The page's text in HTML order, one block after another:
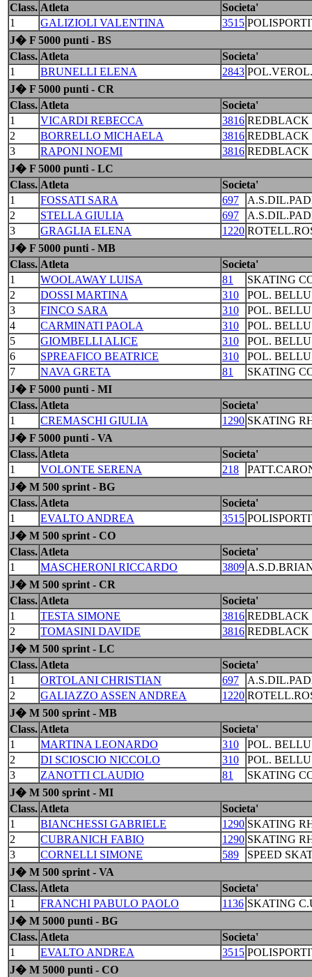
Class. Atleta
Societa'
1
GALIZIOLI VALENTINA 3515
J� F 5000 punti - BS
Class. Atleta
Societa'
1
BRUNELLI ELENA 2843
J� F 5000 punti - CR
Class. Atleta
Societa'
1
VICARDI REBECCA 3816 REDBLACK
2
BORRELLO MICHAELA 3816 REDBLACK
3
RAPONI NOEMI 3816 REDBLACK
J� F 5000 punti - LC
Class. Atleta
Societa'
1
FOSSATI SARA 697
2
STELLA GIULIA 697
3
GRAGLIA ELENA 1220
J� F 5000 punti - MB
Class. Atleta
Societa'
1
WOOLAWAY LUISA 81
SKATING
2
DOSSI MARTINA 310
POL.
3
FINCO SARA 310
POL.
4
CARMINATI PAOLA 310
POL.
5
GIOMBELLI ALICE 310
POL.
6
SPREAFICO BEATRICE 310
POL.
7
NAVA GRETA 81
SKATING
J� F 5000 punti - MI
Class. Atleta
Societa'
1
CREMASCHI GIULIA 1290 SKATING
J� F 5000 punti - VA
Class. Atleta
Societa'
1
VOLONTE SERENA 218
J� M 500 sprint - BG
Class. Atleta
Societa'
1
EVALTO ANDREA 3515
J� M 500 sprint - CO
Class. Atleta
Societa'
1
MASCHERONI RICCARDO 3809
J� M 500 sprint - CR
Class. Atleta
Societa'
1
TESTA SIMONE 3816 REDBLACK
2
TOMASINI DAVIDE 3816 REDBLACK
J� M 500 sprint - LC
Class. Atleta
Societa'
1
ORTOLANI CHRISTIAN 697
2
GALIAZZO ASSEN ANDREA 1220
J� M 500 sprint - MB
Class. Atleta
Societa'
1
MARTINA LEONARDO 310
POL.
2
DI SCIOSCIO NICCOLO 310
POL.
3
ZANOTTI CLAUDIO 81
SKATING
J� M 500 sprint - MI
Class. Atleta
Societa'
1
BIANCHESSI GABRIELE 1290 SKATING
2
CUBRANICH FABIO 1290 SKATING
3
CORNELLI SIMONE 589
SPEED
J� M 500 sprint - VA
Class. Atleta
Societa'
1
FRANCHI PABULO PAOLO 1136 SKATING
J� M 5000 punti - BG
Class. Atleta
Societa'
1
EVALTO ANDREA 3515
J� M 5000 punti - CO